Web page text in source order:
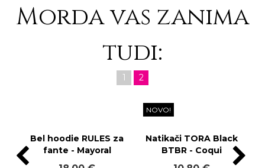
Morda vas zanima
tudi:
1 2
Bel hoodie RULES za
fante - Mayoral
NOVO!
Natikači TORA Black
BTBR - Coqui